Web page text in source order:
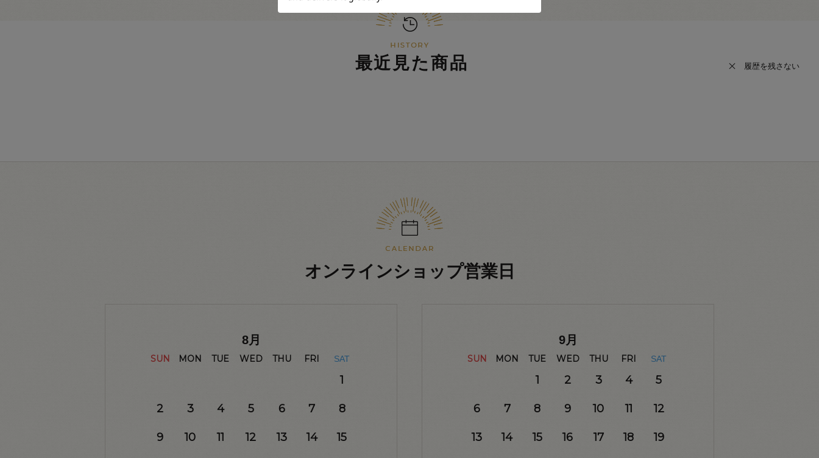
最近見た商品 履歴を残さない
オンラインショップ営業日
8月
SUN MON TUE WED THU FRI SAT
1
2 3 4 5 6 7 8
9 10 11 12 13 14 15
9月
SUN MON TUE WED THU FRI SAT
1 2 3 4 5
6 7 8 9 10 11 12
13 14 15 16 17 18 19